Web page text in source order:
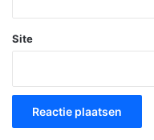
Site